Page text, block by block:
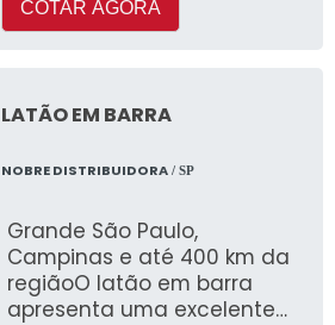
de produzir em várias cores.
COTAR AGORA
LATÃO EM BARRA
NOBRE DISTRIBUIDORA/ SP
Grande São Paulo,
Campinas e até 400 km da
regiãoO latão em barra
apresenta uma excelente